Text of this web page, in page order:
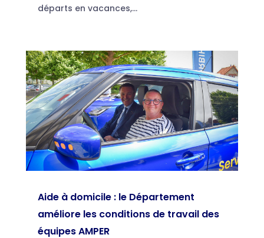
départs en vacances,...
Aide à domicile : le Département
améliore les conditions de travail des
équipes AMPER